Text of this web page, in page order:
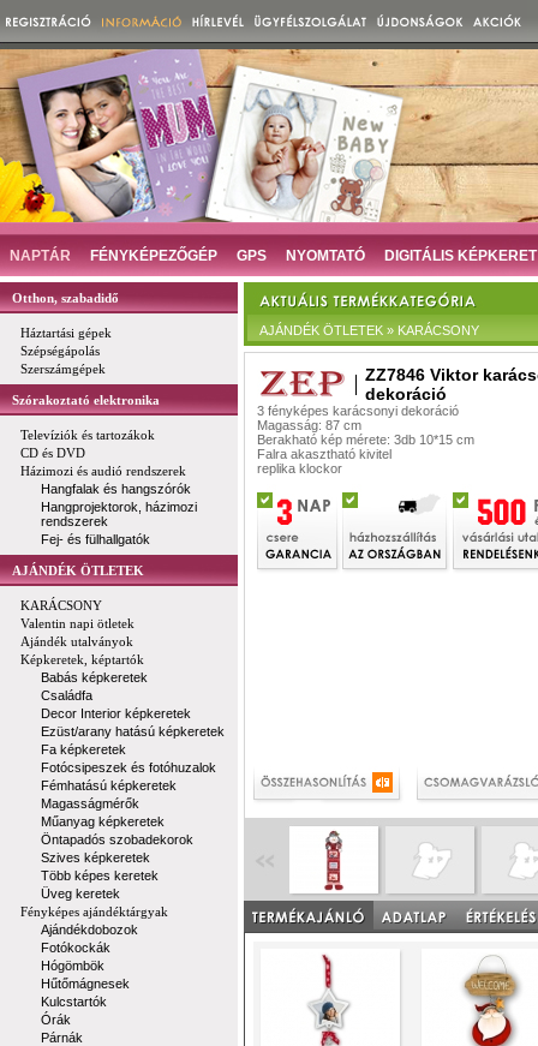
NAPTÁR FÉNYKÉPEZŐGÉP GPS NYOMTATÓ DIGITÁLIS KÉPKERET
Otthon, szabadidő
Háztartási gépek
Szépségápolás
Szerszámgépek
Szórakoztató elektronika
Televíziók és tartozákok
CD és DVD
Házimozi és audió rendszerek
Hangfalak és hangszórók
Hangprojektorok, házimozi
rendszerek
Fej- és fülhallgatók
AJÁNDÉK ÖTLETEK
KARÁCSONY
Valentin napi ötletek
Ajándék utalványok
Képkeretek, képtartók
Babás képkeretek
Családfa
Decor Interior képkeretek
Ezüst/arany hatású képkeretek
Fa képkeretek
Fotócsipeszek és fotóhuzalok
Fémhatású képkeretek
Magasságmérők
Műanyag képkeretek
Öntapadós szobadekorok
Szives képkeretek
Több képes keretek
Üveg keretek
Fényképes ajándéktárgyak
Ajándékdobozok
Fotókockák
Hógömbök
Hűtőmágnesek
Kulcstartók
Órák
Párnák
AJÁNDÉK ÖTLETEK » KARÁCSONY
ZZ7846 Viktor
dekoráció
3 fényképes karácsonyi dekoráció
Magasság: 87 cm
Berakható kép mérete: 3db 10*15 cm
Falra akasztható kivitel
replika klockor